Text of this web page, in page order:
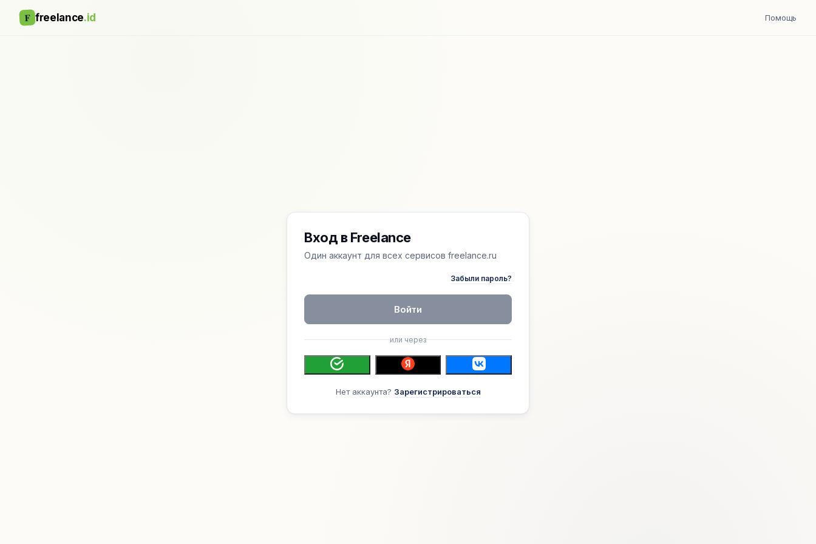
F freelance.id Помощь
Вход в Freelance
Один аккаунт для всех сервисов freelance.ru
Забыли пароль?
Войти
или через
Нет аккаунта? Зарегистрироваться